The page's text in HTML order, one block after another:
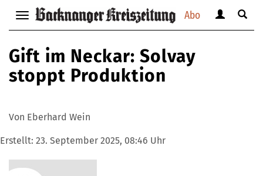
Abo
Navigation
anzeigen
bzw.
verbergen
anzeigen
Suche
Gift im Neckar: Solvay
stoppt Produktion
Von Eberhard Wein
Erstellt: 23. September 2025, 08:46 Uhr